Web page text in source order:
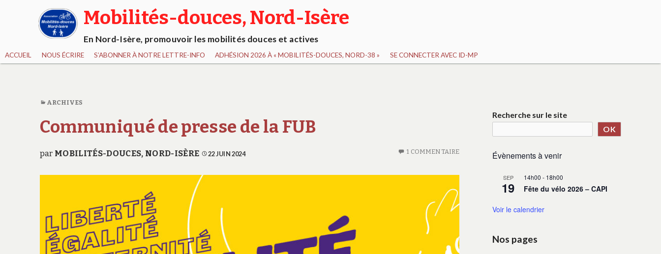
Mobilités-douces, Nord-Isère
En Nord-Isère, promouvoir les mobilités douces et actives
ACCUEIL NOUS ÉCRIRE S’ABONNER À NOTRE LETTRE-INFO ADHÉSION 2026 À « MOBILITÉS-DOUCES, NORD-38 » SE CONNECTER AVEC ID-MP
ARCHIVES
Communiqué de presse de la FUB
par MOBILITÉS-DOUCES, NORD-ISÈRE 22 JUIN 2024 1 COMMENTAIRE
Recherche sur le site
OK
Évènements à venir
SEP
19
14h00 - 18h00
Fête du vélo 2026 – CAPI
Voir le calendrier
Nos pages